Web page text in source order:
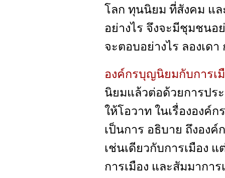
โลก ทุนนิยม ที่สังคม แล
อย่างไร จึงจะมีชุมชนอ
จะตอบอย่างไร ลองเด
องค์กรบุญนิยมกับการเ
นิยมแล้วต่อด้วยการปร
ให้โอวาท ในเรื่ององค์
เป็นการ อธิบาย ถึงอง
เช่นเดียวกับการเมือง
การเมือง และสัมมากา